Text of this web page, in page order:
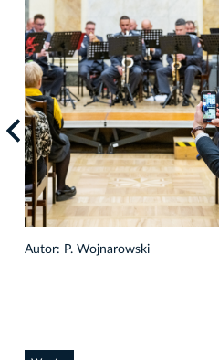
Autor: P. Wojnarowski